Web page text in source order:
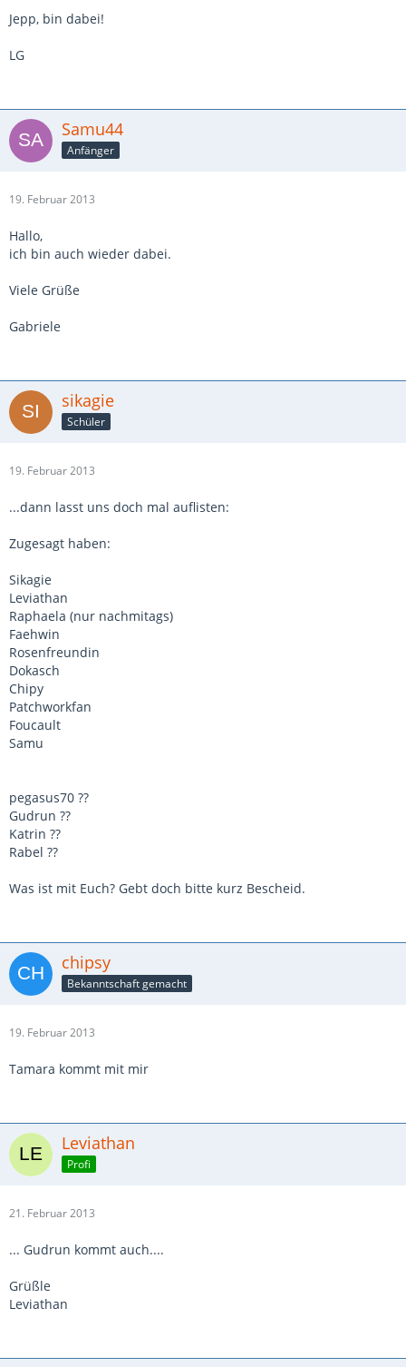
Jepp, bin dabei!
LG
Samu44
Anfänger
19. Februar 2013
Hallo,
ich bin auch wieder dabei.
Viele Grüße
Gabriele
sikagie
Schüler
19. Februar 2013
...dann lasst uns doch mal auflisten:
Zugesagt haben:
Sikagie
Leviathan
Raphaela (nur nachmitags)
Faehwin
Rosenfreundin
Dokasch
Chipy
Patchworkfan
Foucault
Samu
pegasus70 ??
Gudrun ??
Katrin ??
Rabel ??
Was ist mit Euch? Gebt doch bitte kurz Bescheid.
chipsy
Bekanntschaft gemacht
19. Februar 2013
Tamara kommt mit mir
Leviathan
Profi
21. Februar 2013
... Gudrun kommt auch....
Grüßle
Leviathan